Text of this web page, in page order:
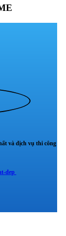
và dịch vụ thi công
dep